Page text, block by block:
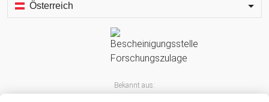
Österreich
Bekannt aus: